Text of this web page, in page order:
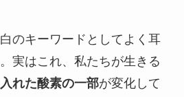
のキーワードとしてよく耳
実はこれ、私たちが生きる
れた酸素の一部が変化して